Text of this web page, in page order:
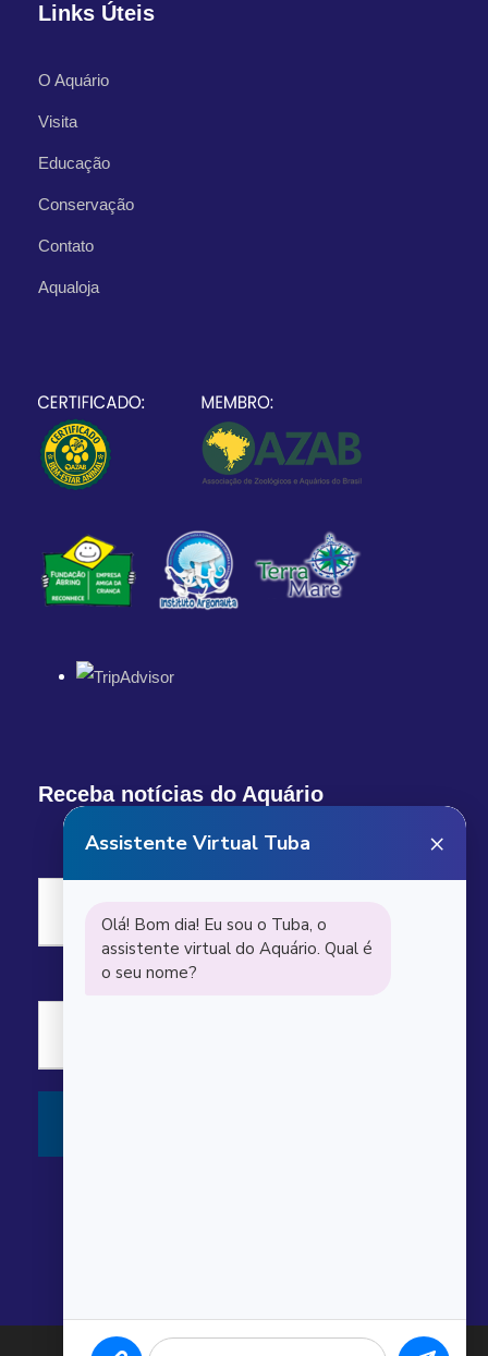
Links Úteis
O Aquário
Visita
Educação
Conservação
Contato
Aqualoja
Receba notícias do Aquário